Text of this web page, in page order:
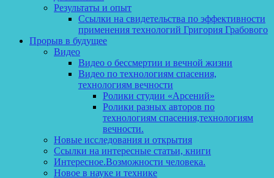
Результаты и опыт
Ссылки на свидетельства по эффективности
применения технологий Григория Грабового
Прорыв в будущее
Видео
Видео о бессмертии и вечной жизни
Видео по технологиям спасения,
технологиям вечности
Ролики студии «Арсений»
Ролики разных авторов по
технологиям спасения,технологиям
вечности.
Новые исследования и открытия
Ссылки на интересные статьи, книги
Интересное.Возможности человека.
Новое в науке и технике